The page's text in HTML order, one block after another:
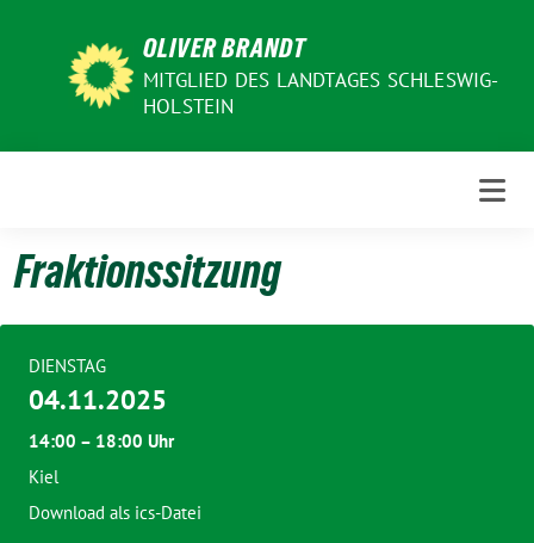
OLIVER BRANDT
MITGLIED DES LANDTAGES SCHLESWIG-
HOLSTEIN
Fraktionssitzung
DIENSTAG
04.11.2025
14:00 – 18:00 Uhr
Kiel
Download als ics-Datei